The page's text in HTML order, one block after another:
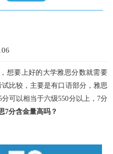
想要上好的大学雅思分数就需要
比较，主要是有口语部分，雅思
分可 以相当于六级550分以上，7分
7分含金量高吗？